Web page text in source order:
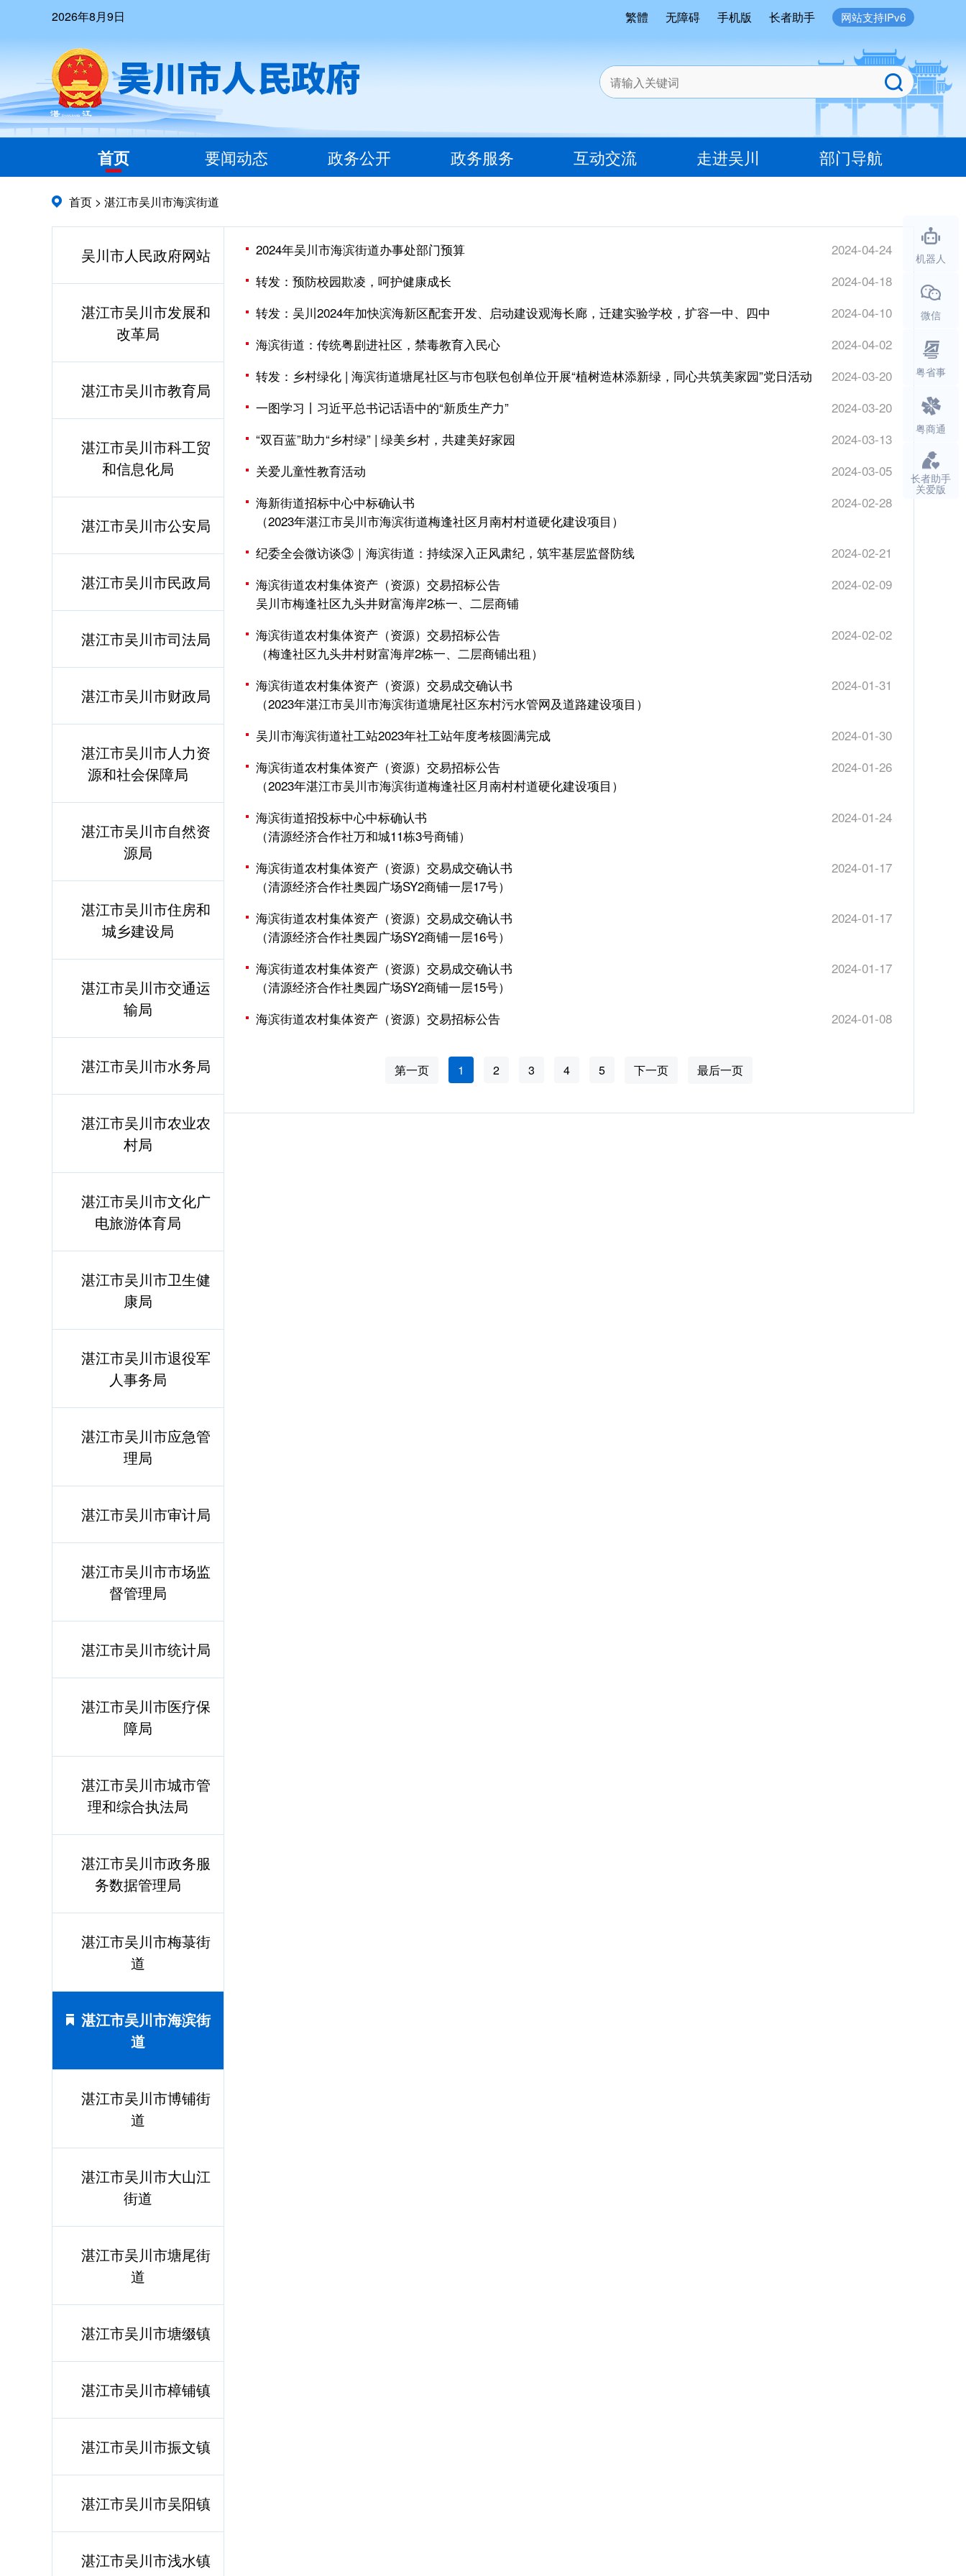
2026年8月9日 繁體 无障碍 手机版 长者助手 网站支持IPv6
首页 要闻动态 政务公开 政务服务 互动交流 走进吴川 部门导航
首页 > 湛江市吴川市海滨街道
吴川市人民政府网站
湛江市吴川市发展和
改革局
湛江市吴川市教育局
湛江市吴川市科工贸
和信息化局
湛江市吴川市公安局
湛江市吴川市民政局
湛江市吴川市司法局
湛江市吴川市财政局
湛江市吴川市人力资
源和社会保障局
湛江市吴川市自然资
源局
湛江市吴川市住房和
城乡建设局
湛江市吴川市交通运
输局
湛江市吴川市水务局
湛江市吴川市农业农
村局
湛江市吴川市文化广
电旅游体育局
湛江市吴川市卫生健
康局
湛江市吴川市退役军
人事务局
湛江市吴川市应急管
理局
湛江市吴川市审计局
湛江市吴川市市场监
督管理局
湛江市吴川市统计局
湛江市吴川市医疗保
障局
湛江市吴川市城市管
理和综合执法局
湛江市吴川市政务服
务数据管理局
湛江市吴川市梅菉街
道
湛江市吴川市海滨街
道
湛江市吴川市博铺街
道
湛江市吴川市大山江
街道
湛江市吴川市塘尾街
道
湛江市吴川市塘缀镇
湛江市吴川市樟铺镇
湛江市吴川市振文镇
湛江市吴川市吴阳镇
湛江市吴川市浅水镇
2024年吴川市海滨街道办事处部门预算
2024-04-24
转发：预防校园欺凌，呵护健康成长
2024-04-18
转发：吴川2024年加快滨海新区配套开发、启动建设观海长廊，迁建实验学校，扩容一中、四中
2024-04-10
海滨街道：传统粤剧进社区，禁毒教育入民心
2024-04-02
转发：乡村绿化 | 海滨街道塘尾社区与市包联包创单位开展“植树造林添新绿，同心共筑美家园”党日活动
2024-03-20
一图学习丨习近平总书记话语中的“新质生产力”
2024-03-20
“双百蓝”助力“乡村绿” | 绿美乡村，共建美好家园
2024-03-13
关爱儿童性教育活动
2024-03-05
海新街道招标中心中标确认书
（2023年湛江市吴川市海滨街道梅逢社区月南村村道硬化建设项目）
2024-02-28
纪委全会微访谈③｜海滨街道：持续深入正风肃纪，筑牢基层监督防线
2024-02-21
海滨街道农村集体资产（资源）交易招标公告
吴川市梅逢社区九头井财富海岸2栋一、二层商铺
2024-02-09
海滨街道农村集体资产（资源）交易招标公告
（梅逢社区九头井村财富海岸2栋一、二层商铺出租）
2024-02-02
海滨街道农村集体资产（资源）交易成交确认书
（2023年湛江市吴川市海滨街道塘尾社区东村污水管网及道路建设项目）
2024-01-31
吴川市海滨街道社工站2023年社工站年度考核圆满完成
2024-01-30
海滨街道农村集体资产（资源）交易招标公告
（2023年湛江市吴川市海滨街道梅逢社区月南村村道硬化建设项目）
2024-01-26
海滨街道招投标中心中标确认书
（清源经济合作社万和城11栋3号商铺）
2024-01-24
海滨街道农村集体资产（资源）交易成交确认书
（清源经济合作社奥园广场SY2商铺一层17号）
2024-01-17
海滨街道农村集体资产（资源）交易成交确认书
（清源经济合作社奥园广场SY2商铺一层16号）
2024-01-17
海滨街道农村集体资产（资源）交易成交确认书
（清源经济合作社奥园广场SY2商铺一层15号）
2024-01-17
海滨街道农村集体资产（资源）交易招标公告 2024-01-08
第一页 1 2 3 4 5 下一页 最后一页
机器人
微信
粤省事
粤商通
长者助手
关爱版